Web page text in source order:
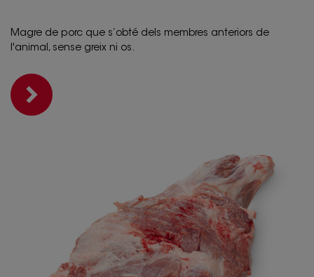
Magre de porc que s’obté dels membres anteriors de
l'animal, sense greix ni os.